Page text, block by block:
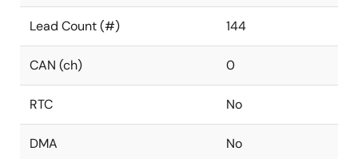
Lead Count (#) 144
CAN (ch) 0
RTC No
DMA No